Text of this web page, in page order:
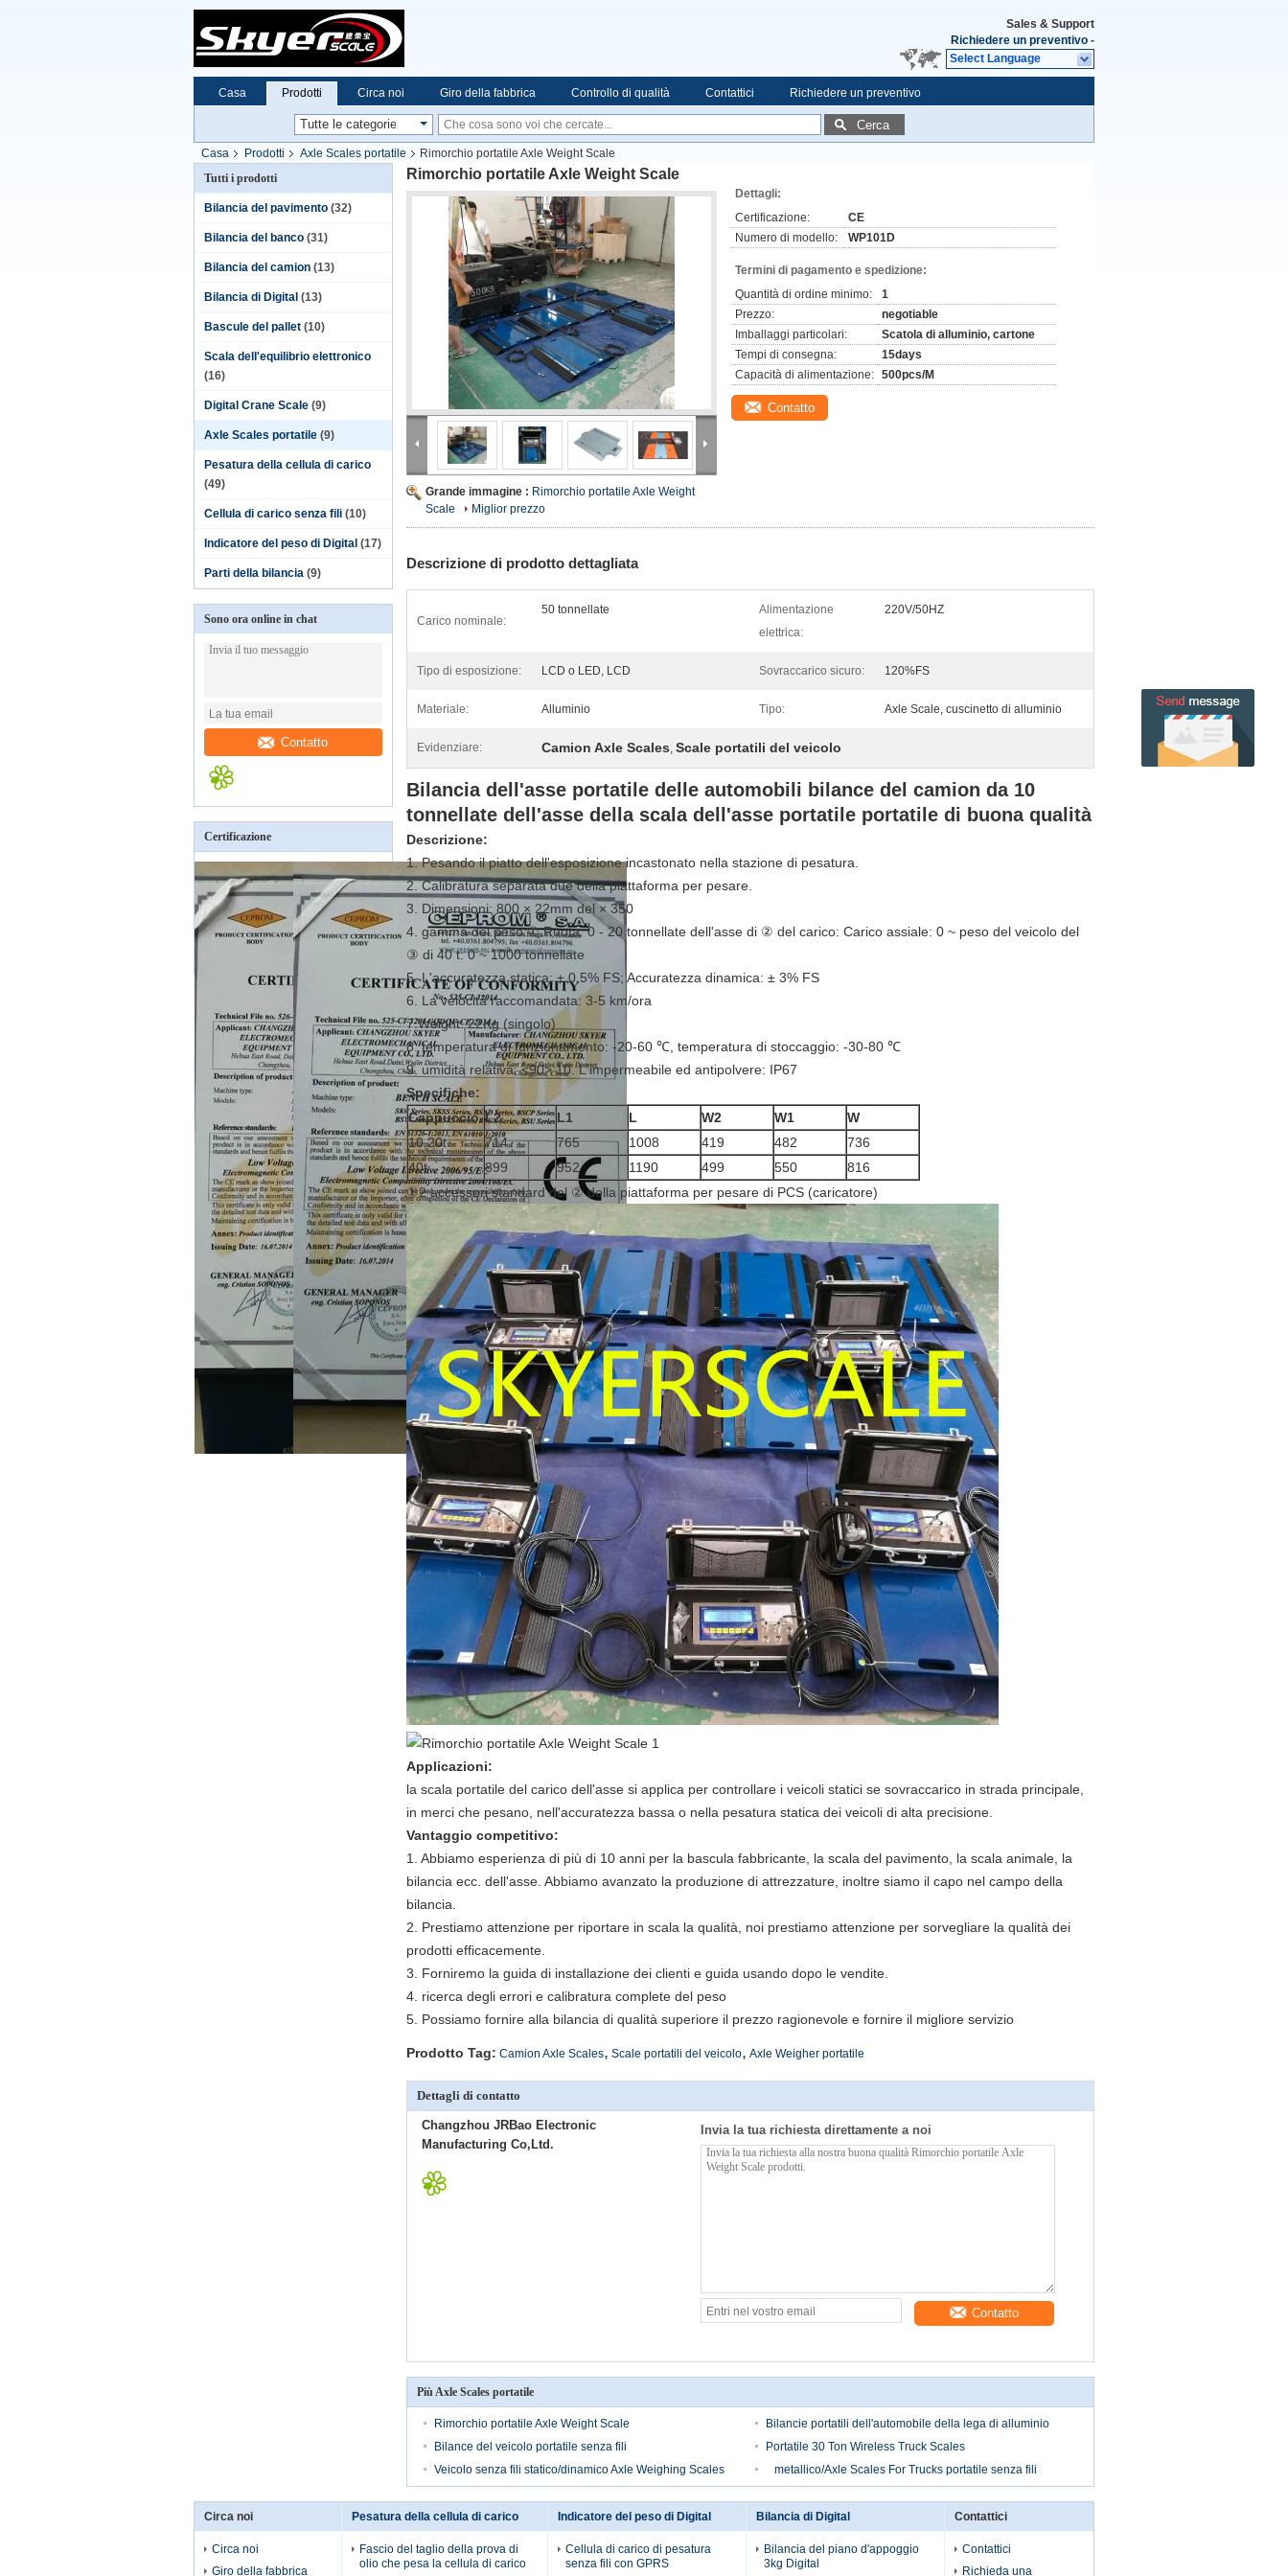
Sales & Support
Richiedere un preventivo -
Select Language
Casa Prodotti Circa noi Giro della fabbrica Controllo di qualità Contattici Richiedere un preventivo
Cerca
Casa Prodotti Axle Scales portatile
Rimorchio portatile Axle Weight Scale
Tutti i prodotti
Bilancia del pavimento (32)
Bilancia del banco (31)
Bilancia del camion (13)
Bilancia di Digital (13)
Bascule del pallet (10)
Scala dell'equilibrio elettronico
(16)
Digital Crane Scale (9)
Axle Scales portatile (9)
Pesatura della cellula di carico
(49)
Cellula di carico senza fili (10)
Indicatore del peso di Digital (17)
Parti della bilancia (9)
Sono ora online in chat
Contatto
Certificazione
Rimorchio portatile Axle Weight Scale
Grande immagine : Rimorchio portatile Axle Weight
Scale
Miglior prezzo
Dettagli:
Certificazione:
CE
Numero di modello:
WP101D
Termini di pagamento e spedizione:
Quantità di ordine minimo:
1
Prezzo:
negotiable
Imballaggi particolari:
Scatola di alluminio, cartone
Tempi di consegna:
15days
Capacità di alimentazione: 500pcs/M
Contatto
Descrizione di prodotto dettagliata
Carico nominale:
50 tonnellate
Alimentazione
elettrica:
220V/50HZ
Tipo di esposizione: LCD o LED, LCD Sovraccarico sicuro: 120%FS
Materiale: Alluminio Tipo: Axle Scale, cuscinetto di alluminio
Evidenziare: Camion Axle Scales, Scale portatili del veicolo
Bilancia dell'asse portatile delle automobili bilance del camion da 10
tonnellate dell'asse della scala dell'asse portatile portatile di buona qualità
Descrizione:
1. Pesando il piatto dell'esposizione incastonato nella stazione di pesatura.
2. Calibratura separata due della piattaforma per pesare.
3. Dimensioni: 800 × 22mm del × 350
4. gamma del peso:① Ruota: 0 - 20 tonnellate dell'asse di ② del carico: Carico assiale: 0 ~ peso del veicolo del
③ di 40 t: 0 ~ 1000 tonnellate
5. L'accuratezza statica: ± 0,5% FS; Accuratezza dinamica: ± 3% FS
6. La velocità raccomandata: 3-5 km/ora
7.Weight: 22Kg (singolo)
8. temperatura di funzionamento: -20-60 ℃, temperatura di stoccaggio: -30-80 ℃
9. umidità relativa: <90> 10. L'impermeabile ed antipolvere: IP67
Specifiche:
Cappuccio.L2 L1 L W2 W1
W
10,20t
714 765 1008 419 482
736
40t
899 952 1190 499 550
816
①2 accessori standard del ② della piattaforma per pesare di PCS (caricatore)
Applicazioni:
la scala portatile del carico dell'asse si applica per controllare i veicoli statici se sovraccarico in strada principale,
in merci che pesano, nell'accuratezza bassa o nella pesatura statica dei veicoli di alta precisione.
Vantaggio competitivo:
1. Abbiamo esperienza di più di 10 anni per la bascula fabbricante, la scala del pavimento, la scala animale, la
bilancia ecc. dell'asse. Abbiamo avanzato la produzione di attrezzature, inoltre siamo il capo nel campo della
bilancia.
2. Prestiamo attenzione per riportare in scala la qualità, noi prestiamo attenzione per sorvegliare la qualità dei
prodotti efficacemente.
3. Forniremo la guida di installazione dei clienti e guida usando dopo le vendite.
4. ricerca degli errori e calibratura complete del peso
5. Possiamo fornire alla bilancia di qualità superiore il prezzo ragionevole e fornire il migliore servizio
Prodotto Tag: Camion Axle Scales, Scale portatili del veicolo, Axle Weigher portatile
Dettagli di contatto
Changzhou JRBao Electronic
Manufacturing Co,Ltd.
Invia la tua richiesta direttamente a noi
Contatto
Più Axle Scales portatile
Rimorchio portatile Axle Weight Scale
Bilancie portatili dell'automobile della lega di alluminio
Bilance del veicolo portatile senza fili
Portatile 30 Ton Wireless Truck Scales
Veicolo senza fili statico/dinamico Axle Weighing Scales
metallico/Axle Scales For Trucks portatile senza fili
Circa noi
Circa noi
Giro della fabbrica
Pesatura della cellula di carico
Fascio del taglio della prova di
olio che pesa la cellula di carico
Indicatore del peso di Digital
Cellula di carico di pesatura
senza fili con GPRS
Bilancia di Digital
Bilancia del piano d'appoggio
3kg Digital
Contattici
Contattici
Richieda una